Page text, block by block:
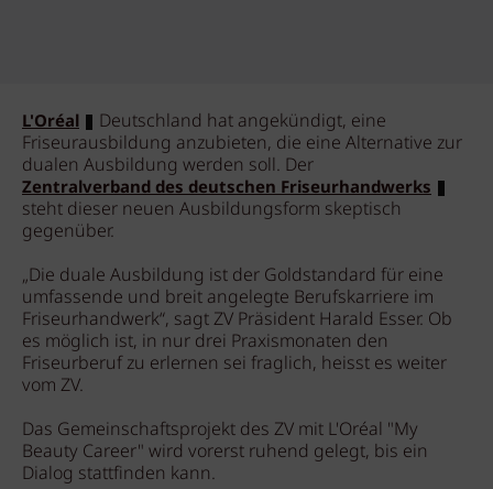
L'Oréal
Deutschland hat angekündigt, eine
Friseurausbildung anzubieten, die eine Alternative zur
dualen Ausbildung werden soll. Der
Zentralverband des deutschen Friseurhandwerks
steht dieser neuen Ausbildungsform skeptisch
gegenüber.
„Die duale Ausbildung ist der Goldstandard für eine
umfassende und breit angelegte Berufskarriere im
Friseurhandwerk“, sagt ZV Präsident Harald Esser. Ob
es möglich ist, in nur drei Praxismonaten den
Friseurberuf zu erlernen sei fraglich, heisst es weiter
vom ZV.
Das Gemeinschaftsprojekt des ZV mit L'Oréal "My
Beauty Career" wird vorerst ruhend gelegt, bis ein
Dialog stattfinden kann.